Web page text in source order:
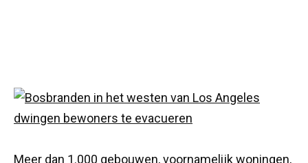
Meer dan 1.000 gebouwen, voornamelijk woningen,